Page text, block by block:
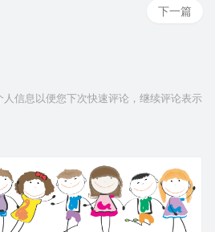
下一篇
人信息以便您下次快速评论，继续评论表示